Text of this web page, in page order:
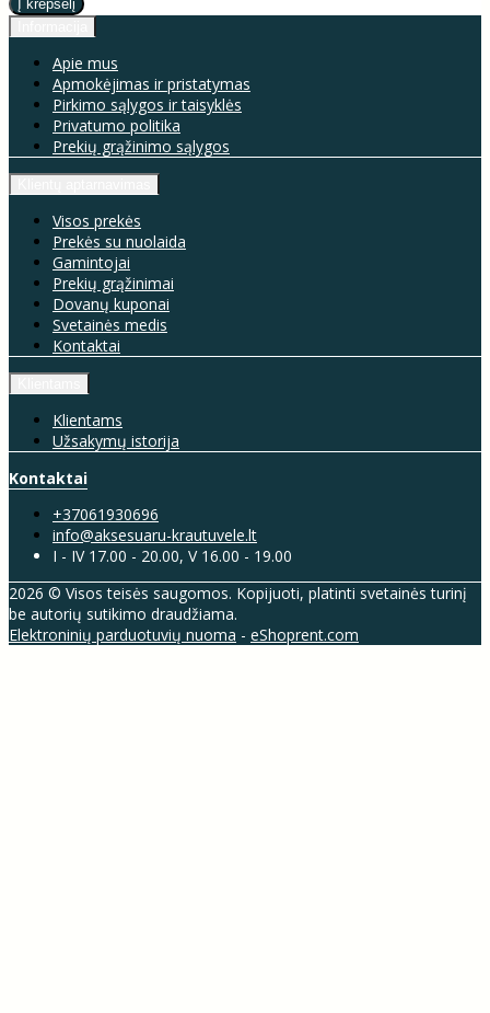
Apie mus
Apmokėjimas ir pristatymas
Pirkimo sąlygos ir taisyklės
Privatumo politika
Prekių grąžinimo sąlygos
Visos prekės
Prekės su nuolaida
Gamintojai
Prekių grąžinimai
Dovanų kuponai
Svetainės medis
Kontaktai
Klientams
Užsakymų istorija
Kontaktai
+37061930696
info@aksesuaru-krautuvele.lt
I - IV 17.00 - 20.00, V 16.00 - 19.00
2026 © Visos teisės saugomos. Kopijuoti, platinti svetainės turinį
be autorių sutikimo draudžiama.
Elektroninių parduotuvių nuoma - eShoprent.com